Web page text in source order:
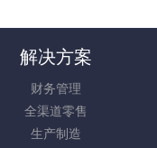
解决方案
财务管理
全渠道零售
生产制造